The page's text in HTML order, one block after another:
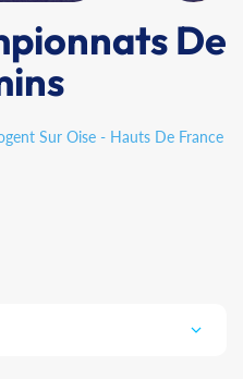
De
Sur Oise - Hauts De France